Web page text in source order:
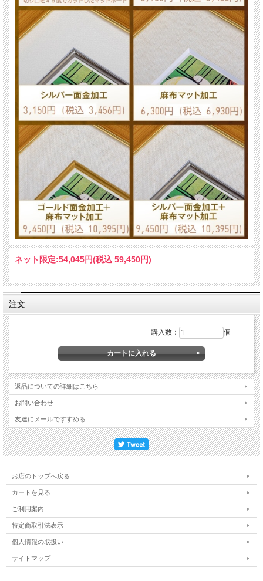
ネット限定:54,045円(税込 59,450円)
注文
購入数： 個
返品についての詳細はこちら
お問い合わせ
友達にメールですすめる
お店のトップへ戻る
カートを見る
ご利用案内
特定商取引法表示
個人情報の取扱い
サイトマップ